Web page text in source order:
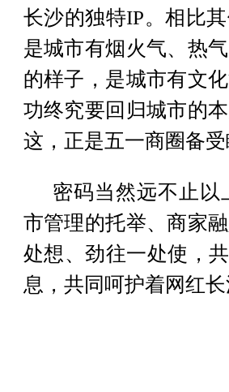
长沙的独特IP。相比
是城市有烟火气、热
的样子，是城市有文
功终究要回归城市的
这，正是五一商圈备
密码当然远不止
市管理的托举、商家
处想、劲往一处使，
息，共同呵护着网红